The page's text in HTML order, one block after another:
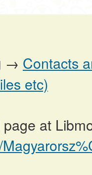
→ Contacts
etc)
at